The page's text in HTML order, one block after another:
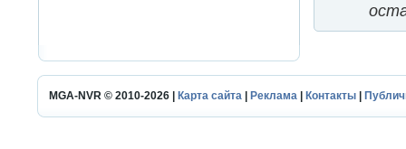
MGA-NVR © 2010-2026 | Карта сайта Реклама Контакты